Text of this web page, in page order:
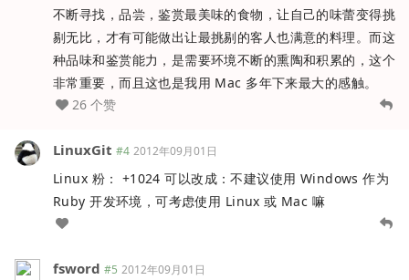
不断寻找，品尝，鉴赏最美味的食物，让自己的味蕾变得挑
剔无比，才有可能做出让最挑剔的客人也满意的料理。而这
种品味和鉴赏能力，是需要环境不断的熏陶和积累的，这个
非常重要，而且这也是我用 Mac 多年下来最大的感触。
26 个赞
LinuxGit #4 2012年09月01日
Linux 粉： +1024 可以改成：不建议使用 Windows 作为
Ruby 开发环境，可考虑使用 Linux 或 Mac 嘛
fsword #5 2012年09月01日